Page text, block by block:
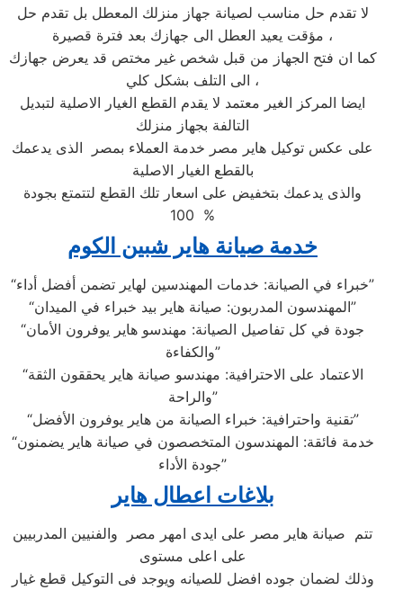
لا تقدم حل مناسب لصيانة جهاز منزلك المعطل بل تقدم حل
مؤقت يعيد العطل الى جهازك بعد فترة قصيرة ،
كما ان فتح الجهاز من قبل شخص غير مختص قد يعرض جهازك
الى التلف بشكل كلي ،
ايضا المركز الغير معتمد لا يقدم القطع الغيار الاصلية لتبديل
التالفة بجهاز منزلك
على عكس توكيل هاير مصر خدمة العملاء بمصر الذى يدعمك
بالقطع الغيار الاصلية
والذى يدعمك بتخفيض على اسعار تلك القطع لتتمتع بجودة
100 %
خدمة صيانة هاير شبين الكوم
“خبراء في الصيانة: خدمات المهندسين لهاير تضمن أفضل أداء”
“المهندسون المدربون: صيانة هاير بيد خبراء في الميدان”
“جودة في كل تفاصيل الصيانة: مهندسو هاير يوفرون الأمان
والكفاءة”
“الاعتماد على الاحترافية: مهندسو صيانة هاير يحققون الثقة
والراحة”
“تقنية واحترافية: خبراء الصيانة من هاير يوفرون الأفضل”
“خدمة فائقة: المهندسون المتخصصون في صيانة هاير يضمنون
جودة الأداء”
بلاغات اعطال هاير
تتم صيانة هاير مصر على ايدى امهر مصر والفنيين المدربيين
على اعلى مستوى
وذلك لضمان جوده افضل للصيانه ويوجد فى التوكيل قطع غيار